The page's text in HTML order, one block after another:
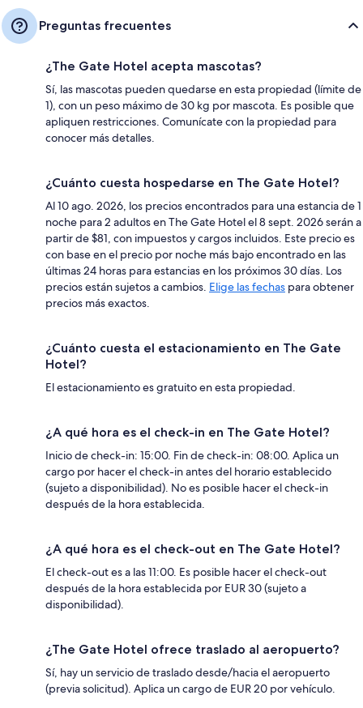
Preguntas frecuentes
¿The Gate Hotel acepta mascotas?
Sí, las mascotas pueden quedarse en esta propiedad (límite de
1), con un peso máximo de 30 kg por mascota. Es posible que
apliquen restricciones. Comunícate con la propiedad para
conocer más detalles.
¿Cuánto cuesta hospedarse en The Gate Hotel?
Al 10 ago. 2026, los precios encontrados para una estancia de 1
noche para 2 adultos en The Gate Hotel el 8 sept. 2026 serán a
partir de $81, con impuestos y cargos incluidos. Este precio es
con base en el precio por noche más bajo encontrado en las
últimas 24 horas para estancias en los próximos 30 días. Los
precios están sujetos a cambios. Elige las fechas para obtener
precios más exactos.
¿Cuánto cuesta el estacionamiento en The Gate
Hotel?
El estacionamiento es gratuito en esta propiedad.
¿A qué hora es el check-in en The Gate Hotel?
Inicio de check-in: 15:00. Fin de check-in: 08:00. Aplica un
cargo por hacer el check-in antes del horario establecido
(sujeto a disponibilidad). No es posible hacer el check-in
después de la hora establecida.
¿A qué hora es el check-out en The Gate Hotel?
El check-out es a las 11:00. Es posible hacer el check-out
después de la hora establecida por EUR 30 (sujeto a
disponibilidad).
¿The Gate Hotel ofrece traslado al aeropuerto?
Sí, hay un servicio de traslado desde/hacia el aeropuerto
(previa solicitud). Aplica un cargo de EUR 20 por vehículo.